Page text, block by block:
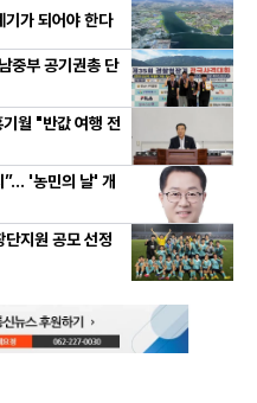
기가 되어야 한다
중부 공기권총 단
월 "반값 여행 전
”… '농민의 날' 개
지원 공모 선정